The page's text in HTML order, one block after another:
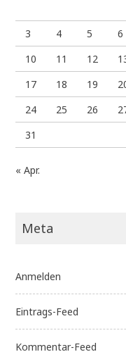
3
4 5 6
10
11 12
17
18 19
24
25 26
31
« Apr.
Meta
Anmelden
Eintrags-Feed
Kommentar-Feed